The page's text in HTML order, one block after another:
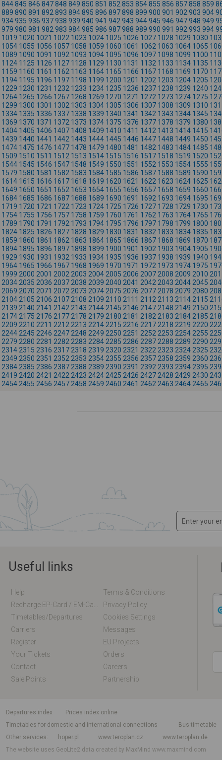
844845 846 847848 849 850 851 852 853 854855 856 857858 859
889 890 891 892 893 894895 896 897898 899 900 901 902 903 904
934935 936 937938 939 940 941 942 943 944945 946 947948 949
979 980 981 982 983 984985 986 987988 989 990 991 992 993 994
1019 1020 1021 1022 1023 1024 1025 1026 1027 1028 1029 1030
1054 1055 1056 1057 1058 1059 1060 1061 1062 1063 1064 1065
1089 1090 1091 1092 1093 1094 1095 1096 1097 1098 1099 1100
1124 1125 1126 1127 1128 1129 1130 1131 1132 1133 1134 1135
1159 1160 1161 1162 1163 1164 1165 1166 1167 1168 1169 1170
1194 1195 1196 1197 1198 1199 1200 1201 1202 1203 1204 1205
1229 1230 1231 1232 1233 1234 1235 1236 1237 1238 1239 1240
1264 1265 1266 1267 1268 1269 1270 1271 1272 1273 1274 1275
1299 1300 1301 1302 1303 1304 1305 1306 1307 1308 1309 1310
1334 1335 1336 1337 1338 1339 1340 1341 1342 1343 1344 1345
1369 1370 1371 1372 1373 1374 1375 1376 1377 1378 1379 1380
1404 1405 1406 1407 1408 1409 1410 1411 1412 1413 1414 1415
1439 1440 1441 1442 1443 1444 1445 1446 1447 1448 1449 1450
1474 1475 1476 1477 1478 1479 1480 1481 1482 1483 1484 1485
1509 1510 1511 1512 1513 1514 1515 1516 1517 1518 1519 1520
1544 1545 1546 1547 1548 1549 1550 1551 1552 1553 1554 1555
1579 1580 1581 1582 1583 1584 1585 1586 1587 1588 1589 1590
1614 1615 1616 1617 1618 1619 1620 1621 1622 1623 1624 1625
1649 1650 1651 1652 1653 1654 1655 1656 1657 1658 1659 1660
1684 1685 1686 1687 1688 1689 1690 1691 1692 1693 1694 1695
1719 1720 1721 1722 1723 1724 1725 1726 1727 1728 1729 1730
1754 1755 1756 1757 1758 1759 1760 1761 1762 1763 1764 1765
1789 1790 1791 1792 1793 1794 1795 1796 1797 1798 1799 1800
1824 1825 1826 1827 1828 1829 1830 1831 1832 1833 1834 1835
1859 1860 1861 1862 1863 1864 1865 1866 1867 1868 1869 1870
1894 1895 1896 1897 1898 1899 1900 1901 1902 1903 1904 1905
1929 1930 1931 1932 1933 1934 1935 1936 1937 1938 1939 1940
1964 1965 1966 1967 1968 1969 1970 1971 1972 1973 1974 1975
1999 2000 2001 2002 2003 2004 2005 2006 2007 2008 2009 2010
2034 2035 2036 2037 2038 2039 2040 2041 2042 2043 2044 2045
2069 2070 2071 2072 2073 2074 2075 2076 2077 2078 2079 2080
2104 2105 2106 2107 2108 2109 2110 2111 2112 2113 2114 2115
2139 2140 2141 2142 2143 2144 2145 2146 2147 2148 2149 2150
2174 2175 2176 2177 2178 2179 2180 2181 2182 2183 2184 2185
2209 2210 2211 2212 2213 2214 2215 2216 2217 2218 2219 2220
2244 2245 2246 2247 2248 2249 2250 2251 2252 2253 2254 2255
2279 2280 2281 2282 2283 2284 2285 2286 2287 2288 2289 2290
2314 2315 2316 2317 2318 2319 2320 2321 2322 2323 2324 2325
2349 2350 2351 2352 2353 2354 2355 2356 2357 2358 2359 2360
2384 2385 2386 2387 2388 2389 2390 2391 2392 2393 2394 2395
2419 2420 2421 2422 2423 2424 2425 2426 2427 2428 2429 2430
2454 2455 2456 2457 2458 2459 2460 2461 2462 2463 2464 2465
Useful links
Help
Terms & Conditions
Privacy Policy
Timetables/departures
Cookies Settings
Carriers
Messages
Register
EU Projects
Your Tickets
Orders
Contact
Careers
Sale Points
Partnership
departures index
Prices index online
Timetables for domestic and international connections
Bus timetable
Other services
hoper.pl www.teroplan.cz
www.teroplan.de
The website uses GeoLite2 data created by MaxMindwww.maxmind.com